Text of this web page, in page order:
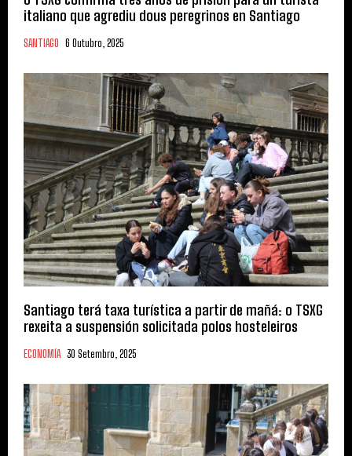
italiano que agrediu dous peregrinos en Santiago
SANTIAGO 6 Outubro, 2025
Santiago terá taxa turística a partir de mañá: o TSXG
rexeita a suspensión solicitada polos hosteleiros
ECONOMÍA 30 Setembro, 2025